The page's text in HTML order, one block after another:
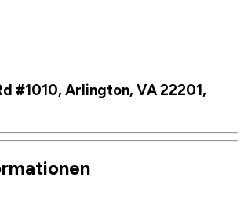
#1010, Arlington, VA 22201,